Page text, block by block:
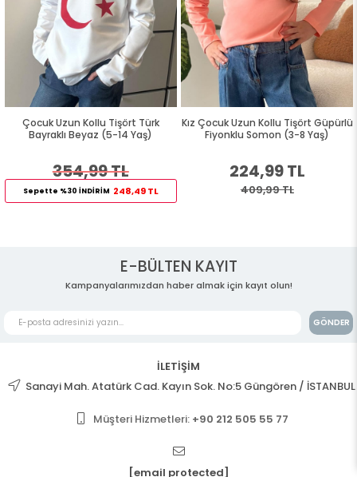
Çocuk Uzun Kollu Tişört Türk
Bayraklı Beyaz (5-14 Yaş)
354,99 TL
Sepette %30 İNDİRİM 248,49 TL
Kız Çocuk Uzun Kollu Tişört Güpürlü
Fiyonklu Somon (3-8 Yaş)
224,99 TL
409,99 TL
E-BÜLTEN KAYIT
Kampanyalarımızdan haber almak için kayıt olun!
GÖNDER
İLETİŞİM
Sanayi Mah. Atatürk Cad. Kayın Sok. No:5 Güngören / İSTANBUL
Müşteri Hizmetleri: +90 212 505 55 77
[email protected]